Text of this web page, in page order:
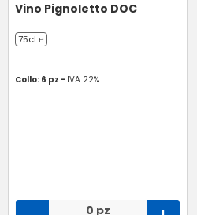
Vino Pignoletto DOC
75cl ℮
Collo: 6 pz - IVA 22%
0 pz